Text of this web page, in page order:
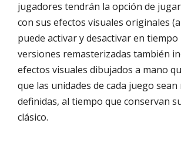
jugadores tendrán la opción de
con sus efectos visuales originales
puede activar y desactivar en tiempo
versiones remasterizadas también
efectos visuales dibujados a mano
que las unidades de cada juego
definidas, al tiempo que conservan
clásico.